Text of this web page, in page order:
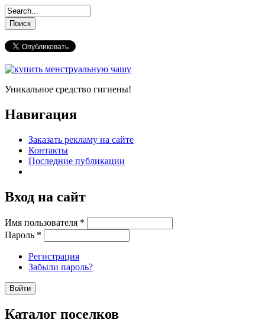
Уникальное средство гигиены!
Навигация
Заказать рекламу на сайте
Контакты
Последние публикации
Вход на сайт
Имя пользователя *
Пароль *
Регистрация
Забыли пароль?
Каталог поселков